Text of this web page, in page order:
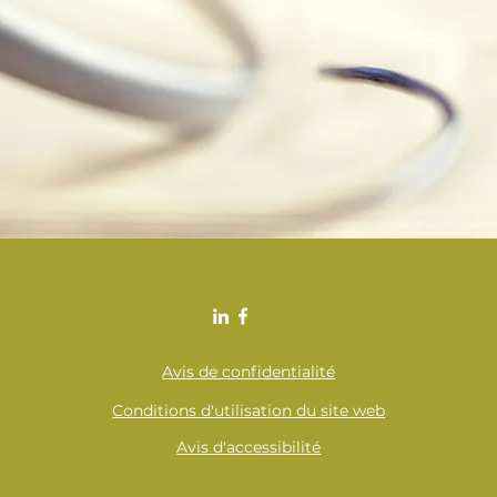
Avis de confidentialité
Conditions d'utilisation du site web
Avis d'accessibilité